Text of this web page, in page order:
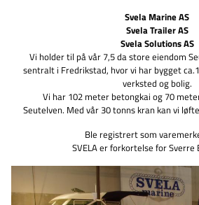
Svela Marine AS
Svela Trailer AS
Svela Solutions AS
Vi holder til på vår 7,5 da store eiendom
sentralt i Fredrikstad, hvor vi har bygget
verksted og bolig.
Vi har 102 meter betongkai og 70
Seutelven. Med vår 30 tonns kran kan vi
Ble registrert som
SVELA er forkortelse for Sverre